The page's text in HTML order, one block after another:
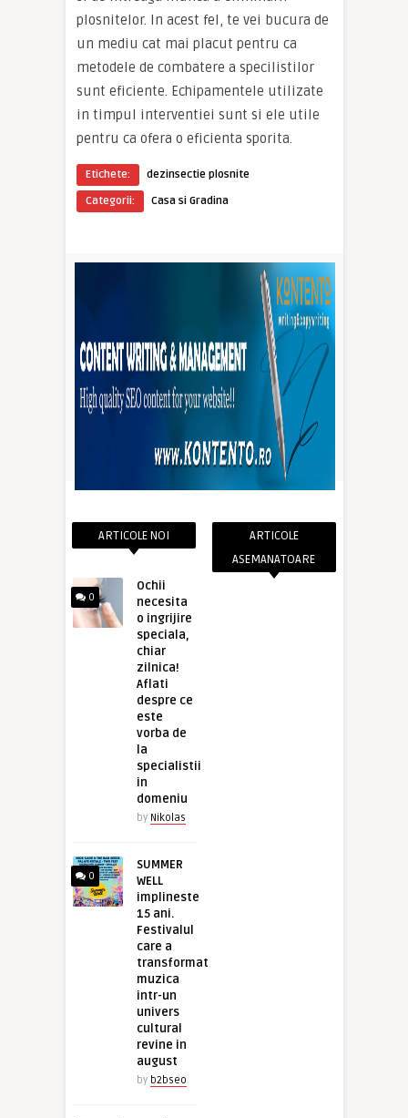
plosnitelor. In acest fel, te vei bucura de
un mediu cat mai placut pentru ca
metodele de combatere a specilistilor
sunt eficiente. Echipamentele utilizate
in timpul interventiei sunt si ele utile
pentru ca ofera o eficienta sporita.
Etichete:
dezinsectie plosnite
Categorii:
Casa si Gradina
ARTICOLE NOI
0
Ochii
necesita
o ingrijire
speciala,
chiar
zilnica!
Aflati
despre ce
este
vorba de
la
specialistii
in
domeniu
by Nikolas
0
SUMMER
WELL
implineste
15 ani.
Festivalul
care a
transformat
muzica
intr-un
univers
cultural
revine in
august
by b2bseo
ARTICOLE
ASEMANATOARE